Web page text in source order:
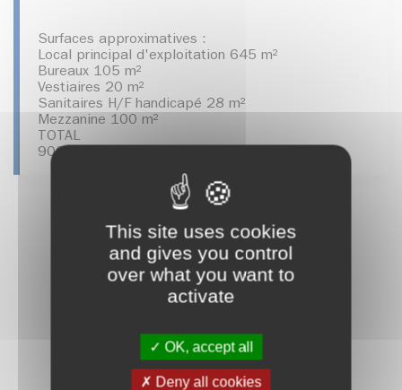
This site uses cookies
and gives you control
over what you want to
activate
OK, accept all
Deny all cookies
Surfaces approximatives :
Local principal d'exploitation 645 m²
Bureaux 105 m²
Vestiaires 20 m²
Sanitaires H/F handicapé 28 m²
Mezzanine 100 m²
TOTAL
900 m²